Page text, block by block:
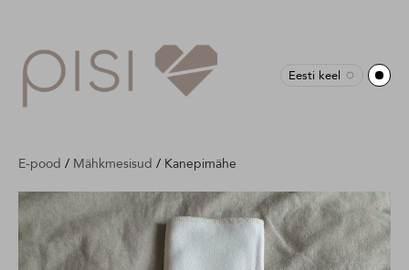
Eesti keel
E-pood / Mähkmesisud / Kanepimähe